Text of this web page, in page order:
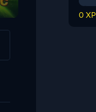
Duck Duck Clicker
0 XP